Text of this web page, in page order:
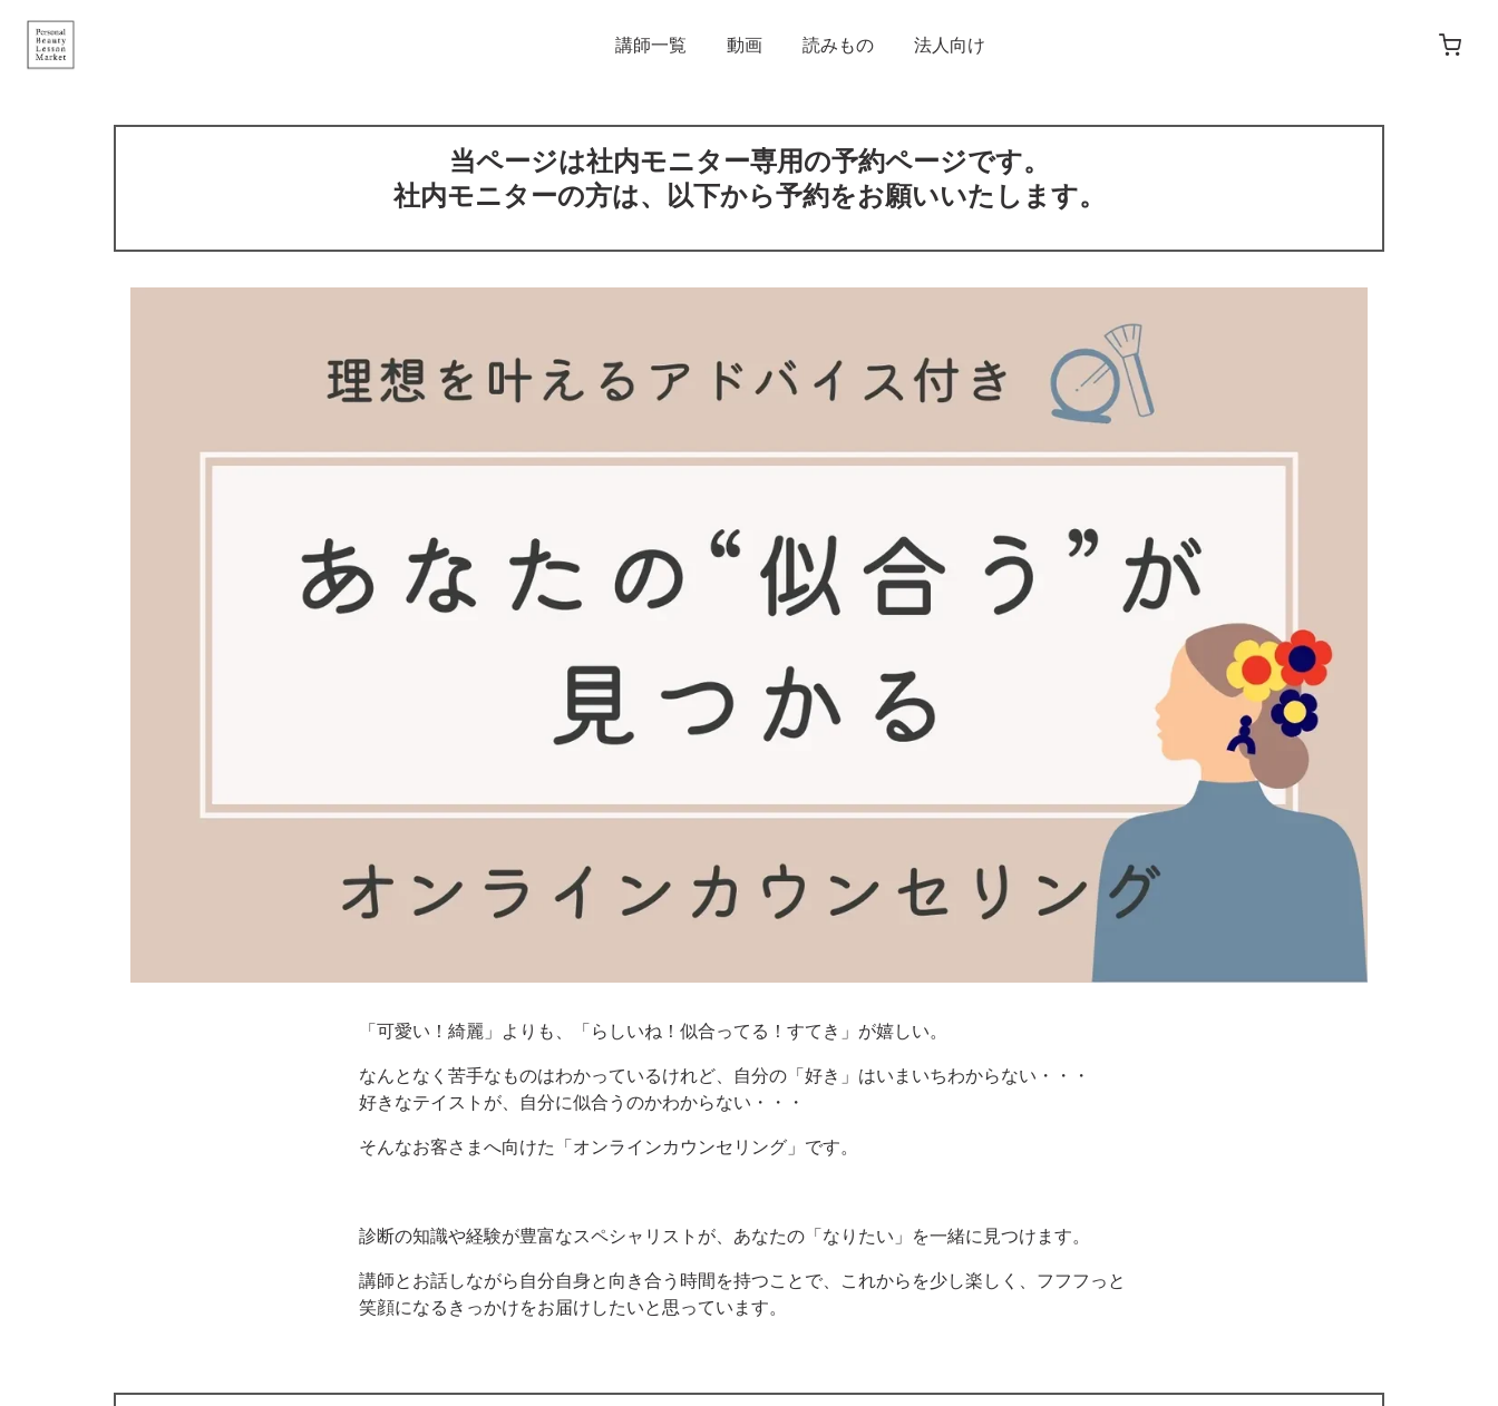
講師一覧
動画 読みもの 法人向け
当ページは社内モニター専用の予約ページです。
社内モニターの方は、以下から予約をお願いいたします。
「可愛い！綺麗」よりも、「らしいね！似合ってる！すてき」が嬉しい。
なんとなく苦手なものはわかっているけれど、自分の「好き」はいまいちわからない・・・
好きなテイストが、自分に似合うのかわからない・・・
そんなお客さまへ向けた「オンラインカウンセリング」です。
診断の知識や経験が豊富なスペシャリストが、あなたの「なりたい」を一緒に見つけます。
講師とお話しながら自分自身と向き合う時間を持つことで、これからを少し楽しく、フフフっと
笑顔になるきっかけをお届けしたいと思っています。